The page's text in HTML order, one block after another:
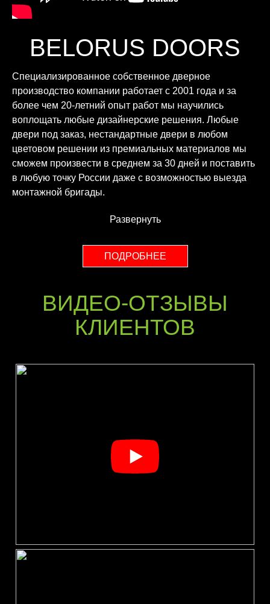
BELORUS DOORS
Специализированное собственное дверное
производство компании работает с 2001 года и за
более чем 20-летний опыт работ мы научились
воплощать любые дизайнерские решения. Любые
двери под заказ, нестандартные двери в любом
цветовом решении из премиальных материалов мы
сможем произвести в среднем за 30 дней и поставить
в любую точку России даже с возможностью выезда
монтажной бригады.
Развернуть
ПОДРОБНЕЕ
ВИДЕО-ОТЗЫВЫ
КЛИЕНТОВ